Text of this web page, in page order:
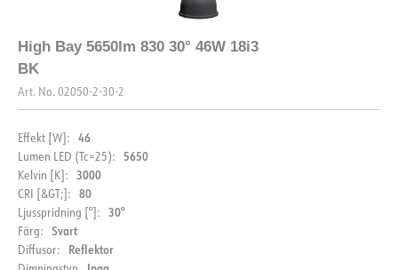
DOKUMENTATION
Datablad (NO)
High Bay 5650lm 830 30° 46W 18i3
BK
Art. No. 02050-2-30-2
Effekt [W]: 46
Lumen LED (Tc=25): 5650
Kelvin [K]: 3000
CRI [&GT;]: 80
Ljusspridning [°]: 30°
Färg: Svart
Diffusor: Reflektor